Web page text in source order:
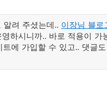
려 주셨는데.. 이장님 블로
하시니까.. 바로 적용이
에 가입할 수 있고.. 댓글